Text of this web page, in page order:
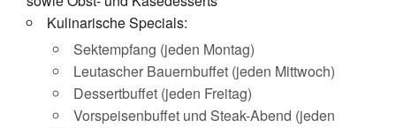
Kulinarische Specials:
Sektempfang (jeden Montag)
Leutascher Bauernbuffet (jeden Mittwoch)
Dessertbuffet (jeden Freitag)
Vorspeisenbuffet und Steak-Abend (jeden